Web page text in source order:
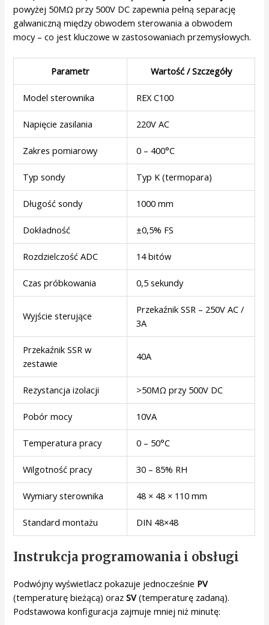
powyżej 50MΩ przy 500V DC zapewnia pełną separację
galwaniczną między obwodem sterowania a obwodem
mocy – co jest kluczowe w zastosowaniach przemysłowych.
Parametr Wartość / Szczegóły
Model sterownika REX C100
Napięcie zasilania 220V AC
Zakres pomiarowy 0 – 400°C
Typ sondy Typ K (termopara)
Długość sondy 1000 mm
Dokładność ±0,5% FS
Rozdzielczość ADC 14 bitów
Czas próbkowania 0,5 sekundy
Wyjście sterujące
Przekaźnik SSR – 250V AC /
3A
Przekaźnik SSR w
zestawie
40A
Rezystancja izolacji >50MΩ przy 500V DC
Pobór mocy 10VA
Temperatura pracy 0 – 50°C
Wilgotność pracy 30 – 85% RH
Wymiary sterownika 48 × 48 × 110 mm
Standard montażu DIN 48×48
Instrukcja programowania i obsługi
Podwójny wyświetlacz pokazuje jednocześnie PV
(temperaturę bieżącą) orazSV(temperaturę zadaną).
Podstawowa konfiguracja zajmuje mniej niż minutę: